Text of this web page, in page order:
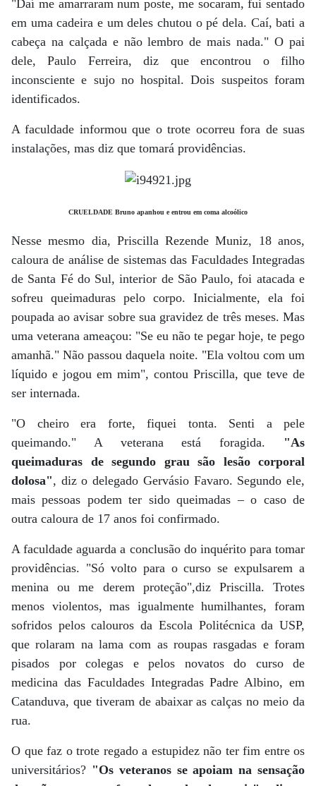
"Daí me amarraram num poste, me socaram, fui sentado
em uma cadeira e um deles chutou o pé dela. Caí, bati a
cabeça na calçada e não lembro de mais nada." O pai
dele, Paulo Ferreira, diz que encontrou o filho
inconsciente e sujo no hospital. Dois suspeitos foram
identificados.
A faculdade informou que o trote ocorreu fora de suas
instalações, mas diz que tomará providências.
CRUELDADE Bruno apanhou e entrou em coma alcoólico
Nesse mesmo dia, Priscilla Rezende Muniz, 18 anos,
caloura de análise de sistemas das Faculdades Integradas
de Santa Fé do Sul, interior de São Paulo, foi atacada e
sofreu queimaduras pelo corpo. Inicialmente, ela foi
poupada ao avisar sobre sua gravidez de três meses. Mas
uma veterana ameaçou: "Se eu não te pegar hoje, te pego
amanhã." Não passou daquela noite. "Ela voltou com um
líquido e jogou em mim", contou Priscilla, que teve de
ser internada.
"O cheiro era forte, fiquei tonta. Senti a pele
queimando." A veterana está foragida. "As
queimaduras de segundo grau são lesão corporal
dolosa", diz o delegado Gervásio Favaro. Segundo ele,
mais pessoas podem ter sido queimadas – o caso de
outra caloura de 17 anos foi confirmado.
A faculdade aguarda a conclusão do inquérito para tomar
providências. "Só volto para o curso se expulsarem a
menina ou me derem proteção",diz Priscilla. Trotes
menos violentos, mas igualmente humilhantes, foram
sofridos pelos calouros da Escola Politécnica da USP,
que rolaram na lama com as roupas rasgadas e foram
pisados por colegas e pelos novatos do curso de
medicina das Faculdades Integradas Padre Albino, em
Catanduva, que tiveram de abaixar as calças no meio da
rua.
O que faz o trote regado a estupidez não ter fim entre os
universitários? "Os veteranos se apoiam na sensação